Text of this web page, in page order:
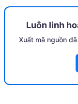
Luôn linh
Xuất mã nguồn